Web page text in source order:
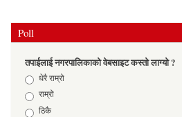
Poll
तपाईलाई नगरपालिकाको वेबसाइट कस्तो लाग्यो ?
Choicesधेरै राम्रो
राम्रो
ठिकै